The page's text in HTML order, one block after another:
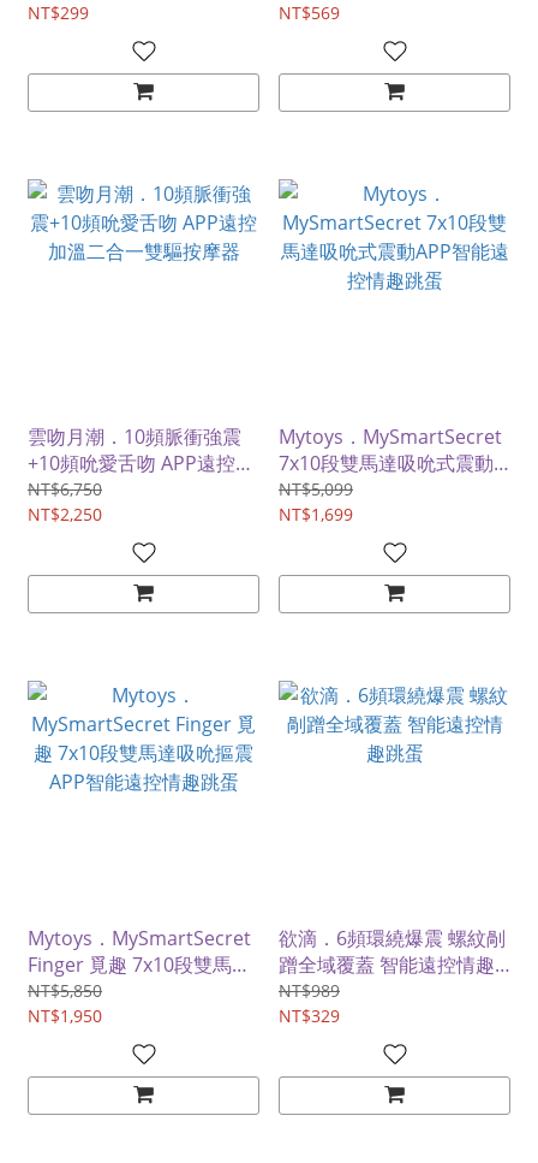
NT$299 NT$569
雲吻月潮．10頻脈衝強震
+10頻吮愛舌吻 APP遠控加
溫二合一雙驅按摩器
NT$6,750
NT$2,250
Mytoys．MySmartSecret
7x10段雙馬達吸吮式震動
APP智能遠控情趣跳蛋
NT$5,099
NT$1,699
Mytoys．MySmartSecret
Finger 覓趣 7x10段雙馬達
吸吮摳震 APP智能遠控情
趣跳蛋
NT$5,850
NT$1,950
欲滴．6頻環繞爆震 螺紋剮
蹭全域覆蓋 智能遠控情趣
跳蛋
NT$989
NT$329